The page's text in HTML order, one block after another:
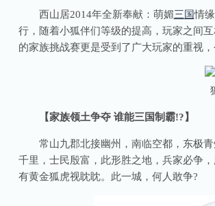
西山居2014年全新奉献：萌媚三国情
行，随着小狐伴们等级的提高，玩家之间
的家族挑战赛更是受到了广大玩家的重视
【家族领土争夺 谁能三国制霸!?】
常山九郡北接幽州，南临空都，东极青
千里，士民殷富，此形胜之地，兵家必争
有黄金狐虎视眈眈。此一城，何人敢争?